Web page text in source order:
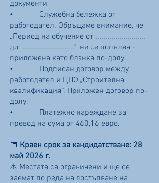
документи
• Служебна бележка от
работодател. Обръщаме внимание, че
„Период на обучение от .........................
до ..........................“ не се попълва -
приложена като бланка по-долу.
• Подписан договор между
работодател и ЦПО „Строителна
квалификация“. Приложен договор по-
долу.
• Платежно нареждане за
превод на сума от 460,16 евро.
📅 Краен срок за кандидатстване: 28
май 2026 г.
⚠️ Местата са ограничени и ще се
заемат по реда на постъпване на